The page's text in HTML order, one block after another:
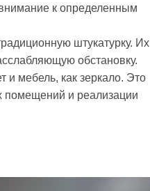
к определенным
штукатурку. Их
обстановку.
мебель, как зеркало. Это
помещений и реализации